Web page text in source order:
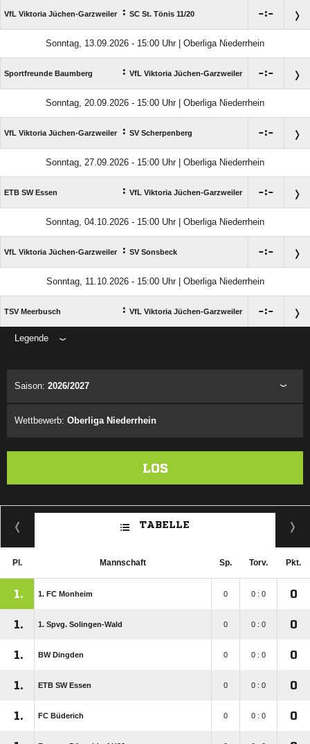
VfL Viktoria Jüchen-Garzweiler : SC St. Tönis 11/​20 :
Sonntag, 13.09.2026 - 15:00 Uhr | Oberliga Niederrhein
Sportfreunde Baumberg : VfL Viktoria Jüchen-Garzweiler :
Sonntag, 20.09.2026 - 15:00 Uhr | Oberliga Niederrhein
VfL Viktoria Jüchen-Garzweiler : SV Scherpenberg :
Sonntag, 27.09.2026 - 15:00 Uhr | Oberliga Niederrhein
ETB SW Essen : VfL Viktoria Jüchen-Garzweiler :
Sonntag, 04.10.2026 - 15:00 Uhr | Oberliga Niederrhein
VfL Viktoria Jüchen-Garzweiler : SV Sonsbeck :
Sonntag, 11.10.2026 - 15:00 Uhr | Oberliga Niederrhein
TSV Meerbusch : VfL Viktoria Jüchen-Garzweiler :
Legende
Saison: 2026/2027
Wettbewerb: Oberliga Niederrhein
LOS
TABELLE
Pl. Mannschaft Sp. Torv. Pkt.
1. 1. FC Monheim 0 0 : 0 0
1. 1. Spvg. Solingen-Wald 0 0 : 0 0
1. BW Dingden 0 0 : 0 0
1. ETB SW Essen 0 0 : 0 0
1. FC Büderich 0 0 : 0 0